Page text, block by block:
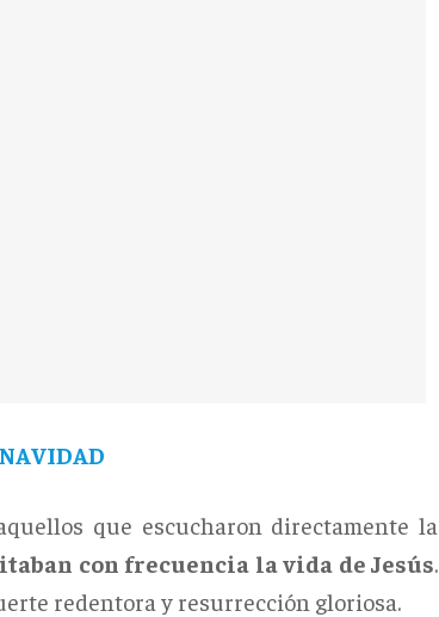
NAVIDAD
que escucharon directamente la
con frecuencia la vida de Jesús.
redentora y resurrección gloriosa.